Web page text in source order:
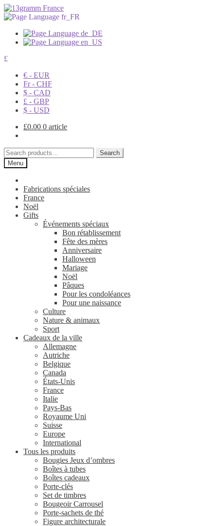
£
€ - EUR
Fr - CHF
$ - CAD
£ - GBP
$ - USD
£0.00 0 article
Search
for:
Search
Menu
Fabrications spéciales
France
Noël
Gifts
Événements spéciaux
Bon rétablissement
Fête des mères
Anniversaire
Halloween
Mariage
Noël
Pâques
Pour les condoléances
Pour une naissance
Culture
Nature & animaux
Sport
Cadeaux de la ville
Allemagne
Autriche
Belgique
Canada
États-Unis
France
Italie
Pays-Bas
Royaume Uni
Suisse
Europe
International
Tous les produits
Bougies Jeux d’ombres
Boîtes à tubes
Boîtes cadeaux
Porte-clés
Set de timbres
Bougeoir Carrousel
Porte-sachets de thé
Figure architecturale